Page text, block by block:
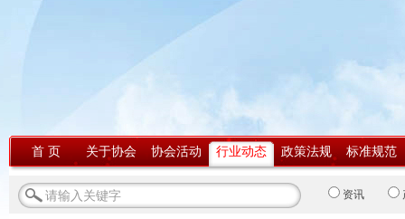
首 页 关于协会 协会活动 行业动态 政策法规 标准规范
资讯